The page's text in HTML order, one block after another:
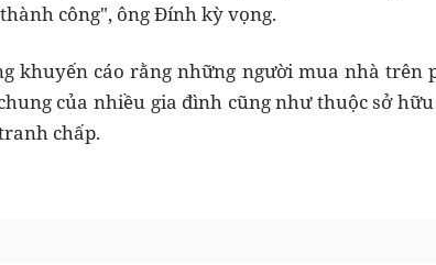
công", ông Đính kỳ vọng.
khuyến cáo rằng những người mua nhà trên
của nhiều gia đình cũng như thuộc sở
chấp.